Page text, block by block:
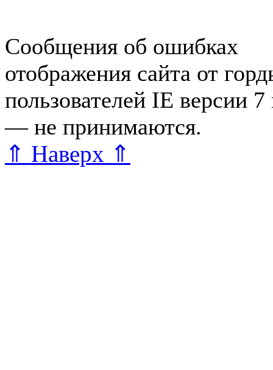
Сообщения об ошибках
отображения сайта от
пользователей IE версии
— не принимаются.
⇑ Наверх ⇑